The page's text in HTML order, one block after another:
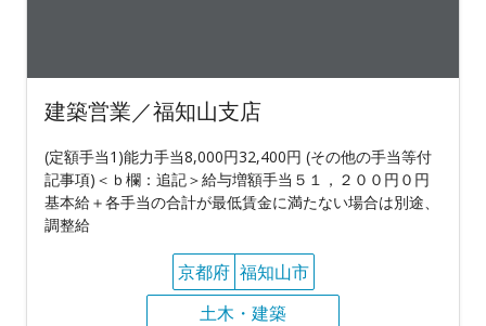
建築営業／福知山支店
(定額手当1)能力手当8,000円32,400円 (その他の手当等付
記事項)＜ｂ欄：追記＞給与増額手当５１，２００円０円
基本給＋各手当の合計が最低賃金に満たない場合は別途、
調整給
京都府 福知山市
土木・建築